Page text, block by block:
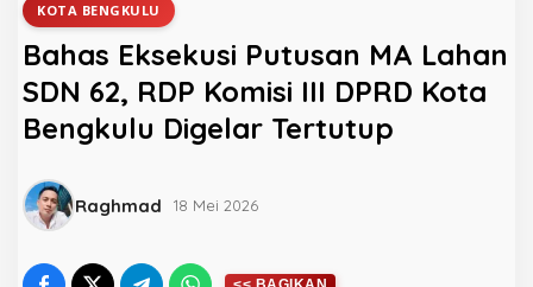
KOTA BENGKULU
Bahas Eksekusi Putusan MA Lahan
SDN 62, RDP Komisi III DPRD Kota
Bengkulu Digelar Tertutup
Raghmad 18 Mei 2026